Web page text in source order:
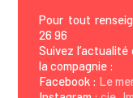
Pour tout
26 96
Suivez
la compagnie :
Facebook : Le